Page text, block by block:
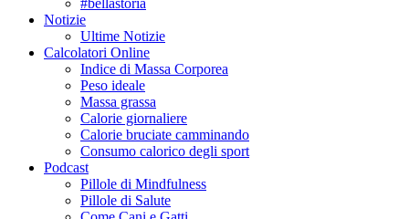
Notizie
Ultime Notizie
Calcolatori Online
Indice di Massa Corporea
Peso ideale
Massa grassa
Calorie giornaliere
Calorie bruciate camminando
Consumo calorico degli sport
Podcast
Pillole di Mindfulness
Pillole di Salute